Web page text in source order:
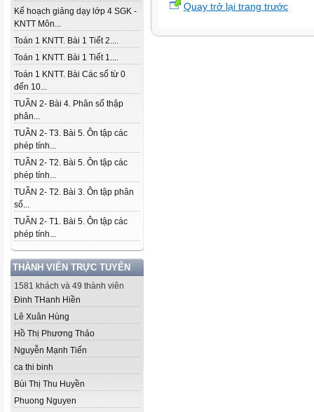
Kế hoạch giảng dạy lớp 4 SGK -
KNTT Môn...
Toán 1 KNTT. Bài 1 Tiết 2....
Toán 1 KNTT. Bài 1 Tiết 1....
Toán 1 KNTT. Bài Các số từ 0
đến 10...
TUẦN 2- Bài 4. Phân số thập
phân...
TUẦN 2- T3. Bài 5. Ôn tập các
phép tính...
TUẦN 2- T2. Bài 5. Ôn tập các
phép tính...
TUẦN 2- T2. Bài 3. Ôn tập phân
số...
TUẦN 2- T1. Bài 5. Ôn tập các
phép tính...
THÀNH VIÊN TRỰC TUYẾN
1581 khách và 49 thành viên
Đinh THanh Hiền
Lê Xuân Hùng
Hồ Thị Phương Thảo
Nguyễn Mạnh Tiến
ca thi binh
Bùi Thị Thu Huyền
Phuong Nguyen
Quay trở lại trang trước